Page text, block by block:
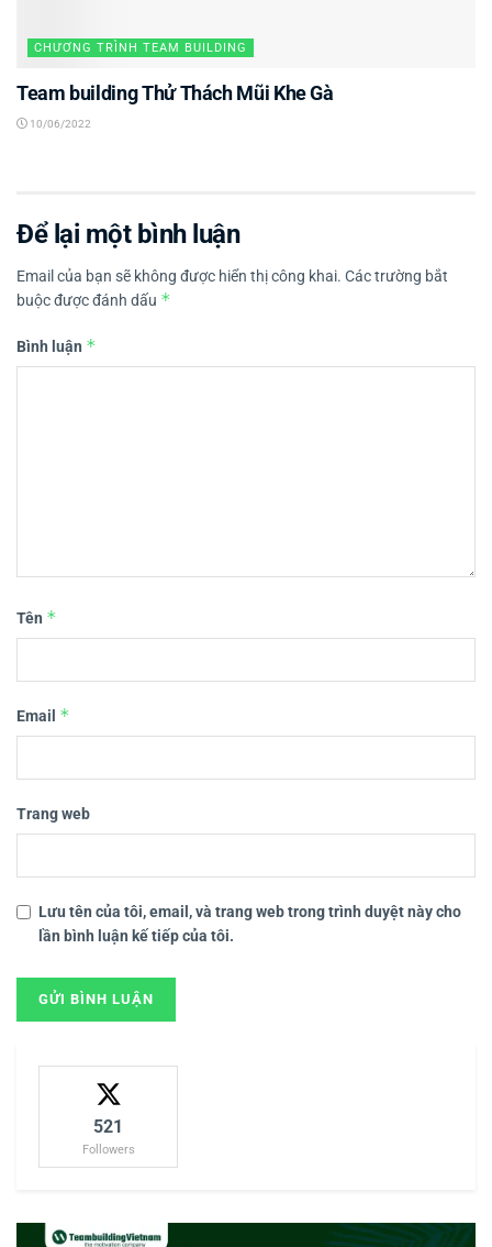
CHƯƠNG TRÌNH TEAM BUILDING
Team building Thử Thách Mũi Khe Gà
10/06/2022
Để lại một bình luận
Email của bạn sẽ không được hiển thị công khai. Các trường bắt
buộc được đánh dấu *
Bình luận *
Tên *
Email *
Trang web
Lưu tên của tôi, email, và trang web trong trình duyệt này cho
lần bình luận kế tiếp của tôi.
521
Followers